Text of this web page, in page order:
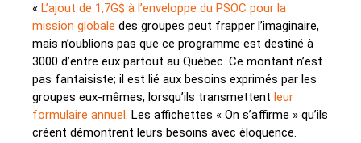
« L’ajout de 1,7G$ à l’enveloppe du PSOC pour la
mission globale des groupes peut frapper l’imaginaire,
mais n’oublions pas que ce programme est destiné à
3000 d’entre eux partout au Québec. Ce montant n’est
pas fantaisiste; il est lié aux besoins exprimés par les
groupes eux-mêmes, lorsqu’ils transmettent leur
formulaire annuel. Les affichettes « On s’affirme » qu’ils
créent démontrent leurs besoins avec éloquence.